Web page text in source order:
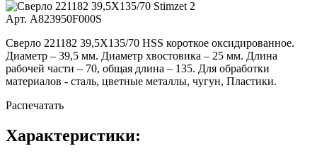
Арт. A823950F000S
Сверло 221182 39,5X135/70 HSS короткое оксидированное.
Диаметр – 39,5 мм. Диаметр хвостовика – 25 мм. Длина
рабочей части – 70, общая длина – 135. Для обработки
материалов - сталь, цветные металлы, чугун, Пластики.
Распечатать
Характеристики: